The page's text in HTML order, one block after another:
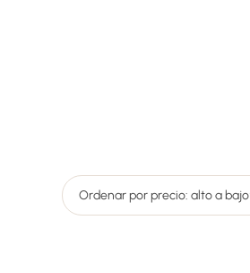
Ordenar por precio: alto a bajo